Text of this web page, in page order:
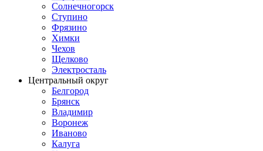
Солнечногорск
Ступино
Фрязино
Химки
Чехов
Щелково
Электросталь
Центральный округ
Белгород
Брянск
Владимир
Воронеж
Иваново
Калуга